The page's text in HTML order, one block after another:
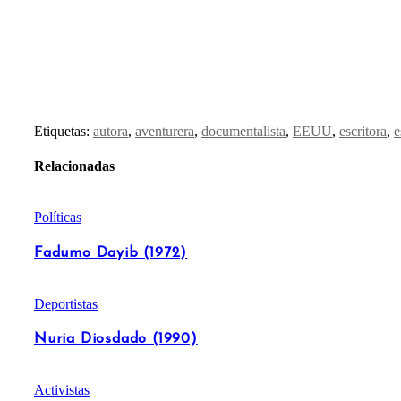
Etiquetas: autora, aventurera, documentalista, EEUU, escritora,
Relacionadas
Políticas
Fadumo Dayib (1972)
Deportistas
Nuria Diosdado (1990)
Activistas